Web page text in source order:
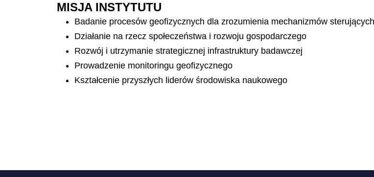
MISJA INSTYTUTU
Badanie procesów geofizycznych dla zrozumienia mechanizmów
Działanie na rzecz społeczeństwa i rozwoju gospodarczego
Rozwój i utrzymanie strategicznej infrastruktury badawczej
Prowadzenie monitoringu geofizycznego
Kształcenie przyszłych liderów środowiska naukowego